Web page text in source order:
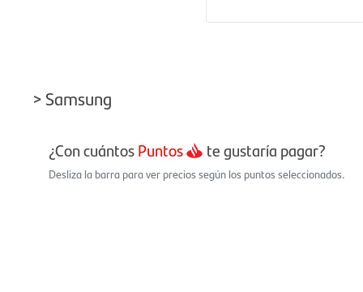
> Samsung
¿Con cuántosPuntos te gustaría pagar?
Desliza la barra para ver precios según los puntos seleccionados.